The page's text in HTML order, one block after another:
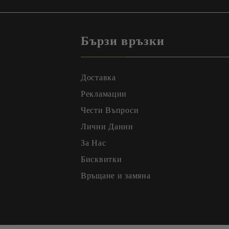
Бързи връзки
Доставка
Рекламации
Чести Въпроси
Лични Данни
За Нас
Бисквитки
Връщане и замяна